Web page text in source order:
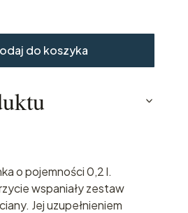
do koszyka
o pojemności 0,2 l.
wspaniały zestaw
Jej uzupełnieniem